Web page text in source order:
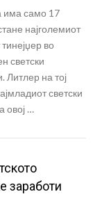
има само 17
најголемиот
во
светски
Литлер на тој
светски
овој …
заработи